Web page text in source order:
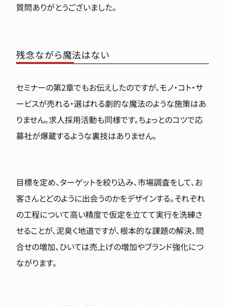
質問ありがとうございました。
残念ながら魔法はない
セミナーの第2章でもお伝えしたのですが、モノ・コト・サ
ービスが売れる・選ばれる劇的な魔法のような施策はあ
りません。求人採用活動も同様です。ちょっとのコツで応
募社が爆蔵するような裏技はありません。
目標を定め、ターゲットを絞り込み、市場調査をして、お
客さんとどのように出会うのかをデザインする。それぞれ
の工程について高い精度で仮定を立てて実行を洗練さ
せることが、泥臭く地道ですが、根本的な課題の解決、問
合せの増加、ひいては売上げの増加やブランド強化につ
ながります。